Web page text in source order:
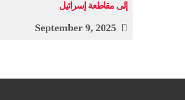
إلى مقاطعة إسرائيل